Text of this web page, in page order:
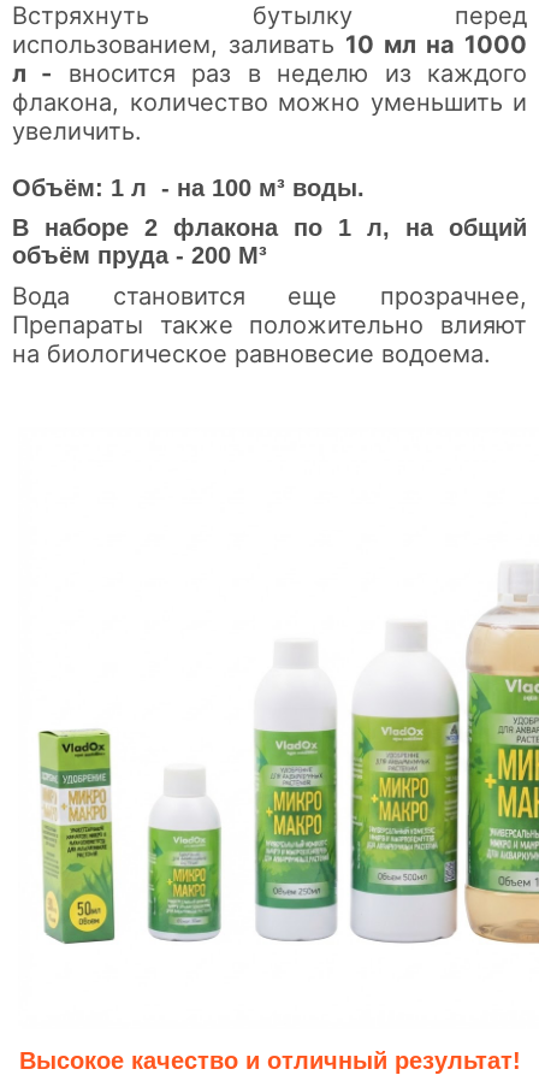
Встряхнуть бутылку перед
использованием, заливать 10 мл на 1000
л - вносится раз в неделю из каждого
флакона, количество можно уменьшить и
увеличить.
Объём: 1 л - на 100 м³ воды.
В наборе 2 флакона по 1 л, на общий
объём пруда - 200 М³
Вода становится еще прозрачнее,
Препараты также положительно влияют
на биологическое равновесие водоема.
Высокое качество и отличный результат!